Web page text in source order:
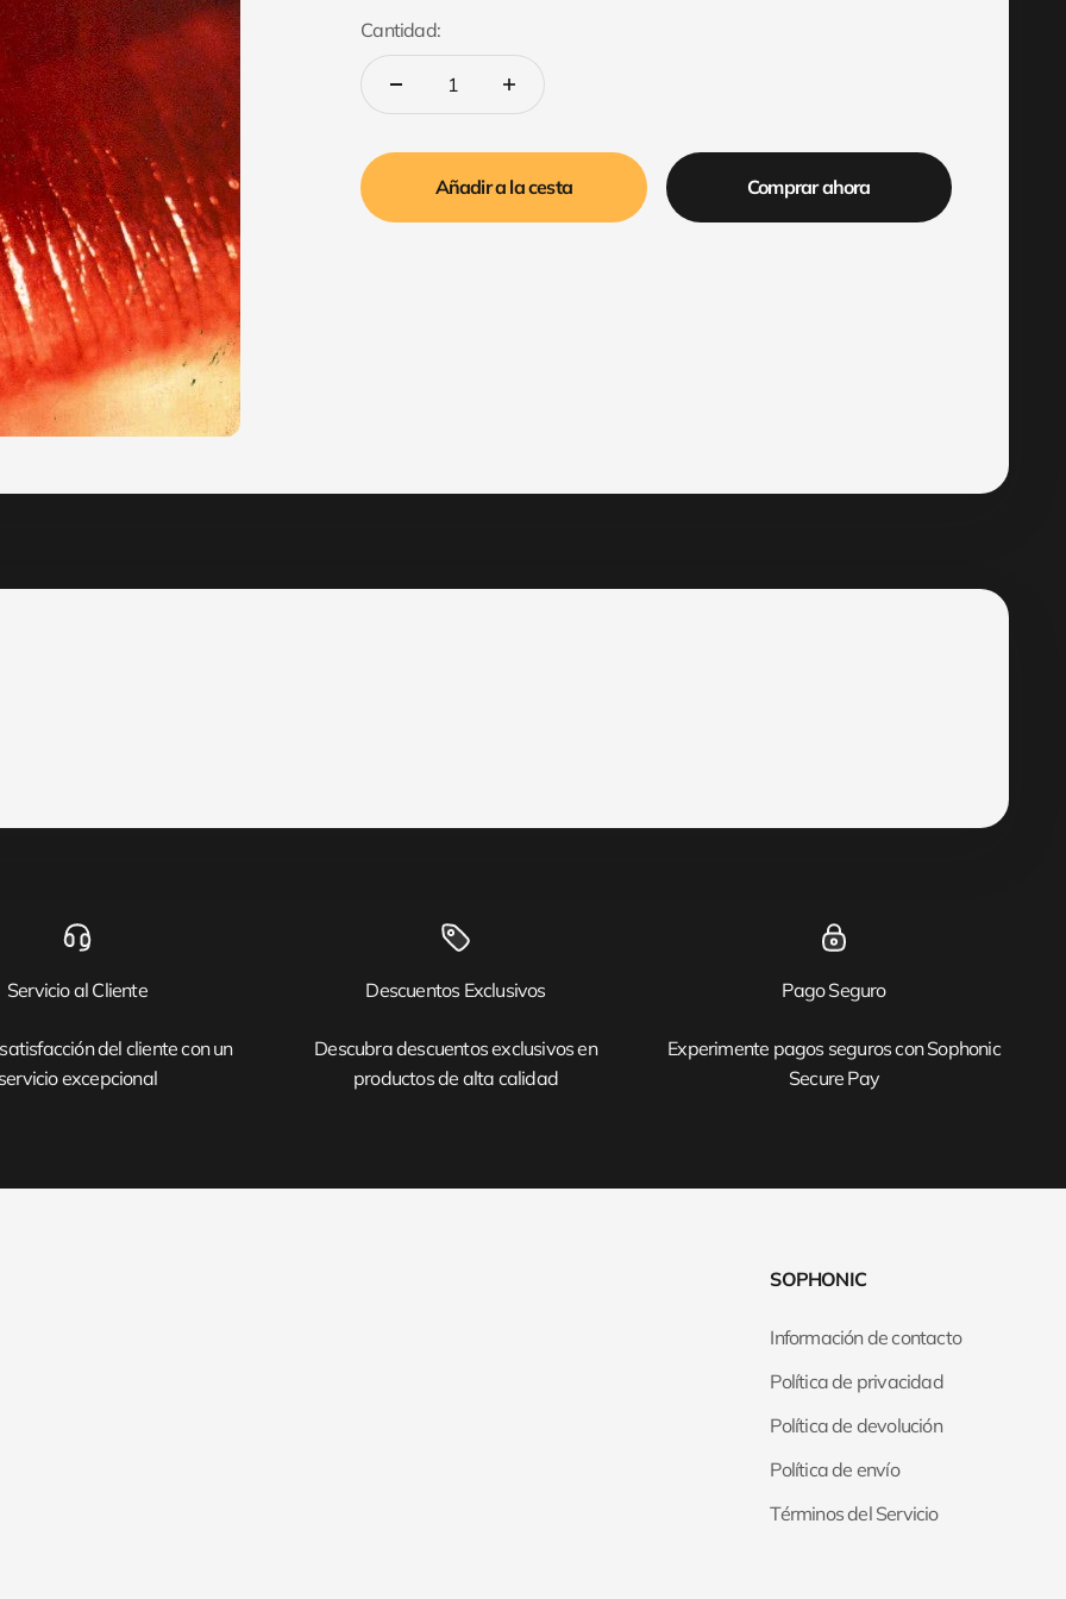
Cantidad:
Añadir a la cesta Comprar ahora
Servicio al Cliente
del cliente con un
excepcional
Descuentos Exclusivos
Descubra descuentos exclusivos en
productos de alta calidad
Pago Seguro
Experimente pagos seguros con Sophonic
Secure Pay
SOPHONIC
Información de contacto
Política de privacidad
Política de devolución
Política de envío
Términos del Servicio